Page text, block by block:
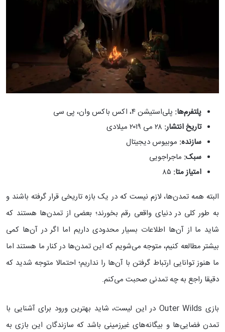
پلتفرم‌ها: پلی‌استیشن ۴، اکس باکس وان، پی سی
تاریخ انتشار: ۲۸ می ۲۰۱۹ میلادی
سازنده: موبیوس دیجیتال
سبک: ماجراجویی
امتیاز متا: ۸۵
البته همه تمدن‌ها، لازم نیست که در یک بازه تاریخی قرار گرفته باشند و
به طور کلی در دنیای واقعی رقم بخورند؛ بعضی از تمدن‌ها هستند که
شاید ما از آن‌ها اطلاعات بسیار محدودی داریم اما اگر در آن‌ها کمی
بیشتر مطالعه کنیم، متوجه می‌شویم که این تمدن‌ها در کنار ما هستند اما
ما هنوز توانایی ارتباط گرفتن با آن‌ها را نداریم؛ احتمالا متوجه شدید که
دقیقا راجع به چه تمدنی صحبت می‌کنم.
بازی Outer Wilds در این لیست، شاید بهترین ورود برای آشنایی با
تمدن فضایی‌ها و بیگانه‌های غیرزمینی باشد که سازندگان این بازی به